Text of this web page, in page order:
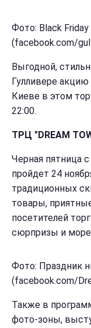
Фото: Black
(facebook.com/
Выгодной,
Гулливере
Киеве в этом
22:00.
ТРЦ "DREAM
Черная пятница
пройдет 24
традиционных
товары,
посетителей
сюрпризы и море
Фото: Праздник
(facebook.com/
Также в
фото-зоны,